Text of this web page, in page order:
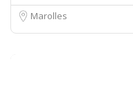
Marolles